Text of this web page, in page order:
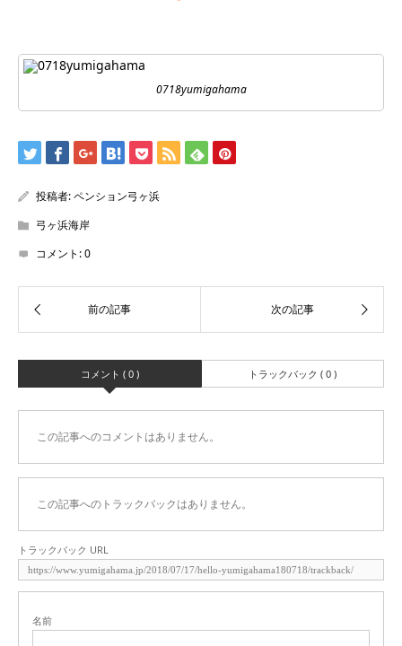
0718yumigahama
投稿者:ペンション弓ヶ浜
弓ヶ浜海岸
コメント:0
コメント ( 0 ) トラックバック ( 0 )
この記事へのコメントはありません。
この記事へのトラックバックはありません。
トラックバック URL
名前